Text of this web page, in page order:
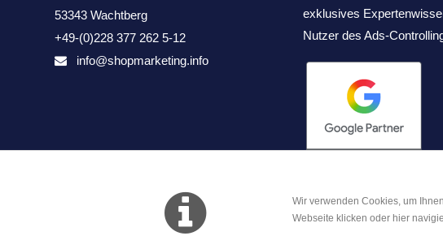
53343 Wachtberg
+49-(0)228 377 262 5-12
info@shopmarketing.info
exklusives
Nutzer des Ads-
Wir verwenden Cookies, um
Webseite klicken oder hier